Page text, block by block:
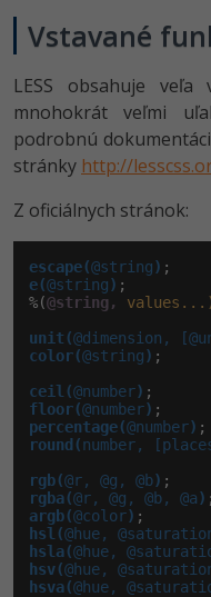
Vstavané
LESS obsahuje
mnohokrát veľmi
podrobnú
stránky http://
Z oficiálnych stránok:
escape(@string) ;
e(@string) ;
%(@string,
unit(@dimension,
color(@string) ;
ceil(@number) ;
floor(@number) ;
percentage(@number)
round(number,
rgb(@r, @g, @b) ;
rgba(@r, @g, @b, @a)
argb(@color) ;
hsl(@hue,
hsla(@hue,
hsv(@hue,
hsva(@hue,